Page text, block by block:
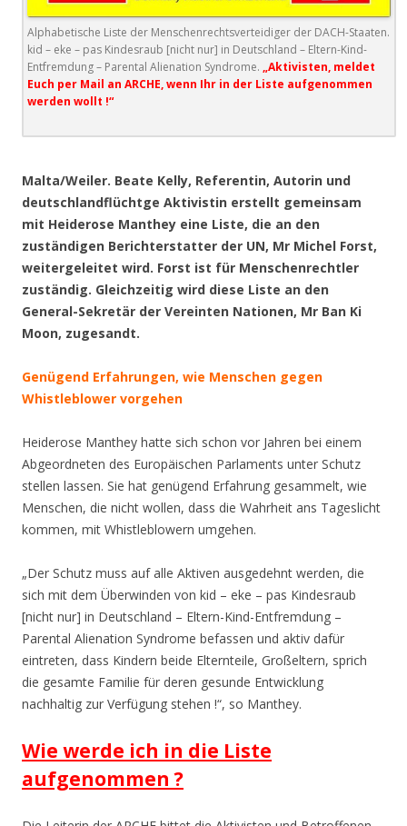
Alphabetische Liste der Menschenrechtsverteidiger der DACH-Staaten.
kid – eke – pas Kindesraub [nicht nur] in Deutschland – Eltern-Kind-
Entfremdung – Parental Alienation Syndrome. „Aktivisten, meldet
Euch per Mail an ARCHE, wenn Ihr in der Liste aufgenommen
werden wollt !“
Malta/Weiler. Beate Kelly, Referentin, Autorin und
deutschlandflüchtge Aktivistin erstellt gemeinsam
mit Heiderose Manthey eine Liste, die an den
zuständigen Berichterstatter der UN, Mr Michel Forst,
weitergeleitet wird. Forst ist für Menschenrechtler
zuständig. Gleichzeitig wird diese Liste an den
General-Sekretär der Vereinten Nationen, Mr Ban Ki
Moon, zugesandt.
Genügend Erfahrungen, wie Menschen gegen
Whistleblower vorgehen
Heiderose Manthey hatte sich schon vor Jahren bei einem
Abgeordneten des Europäischen Parlaments unter Schutz
stellen lassen. Sie hat genügend Erfahrung gesammelt, wie
Menschen, die nicht wollen, dass die Wahrheit ans Tageslicht
kommen, mit Whistleblowern umgehen.
„Der Schutz muss auf alle Aktiven ausgedehnt werden, die
sich mit dem Überwinden von kid – eke – pas Kindesraub
[nicht nur] in Deutschland – Eltern-Kind-Entfremdung –
Parental Alienation Syndrome befassen und aktiv dafür
eintreten, dass Kindern beide Elternteile, Großeltern, sprich
die gesamte Familie für deren gesunde Entwicklung
nachhaltig zur Verfügung stehen !“, so Manthey.
Wie werde ich in die Liste
aufgenommen ?